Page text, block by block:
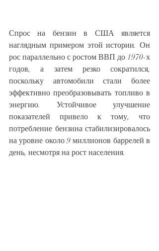
Спрос на бензин в США является
наглядным примером этой истории. Он
рос параллельно с ростом ВВП до 1970-х
годов, а затем резко сократился,
поскольку автомобили стали более
эффективно преобразовывать топливо в
энергию. Устойчивое улучшение
показателей привело к тому, что
потребление бензина стабилизировалось
на уровне около 9 миллионов баррелей в
день, несмотря на рост населения.